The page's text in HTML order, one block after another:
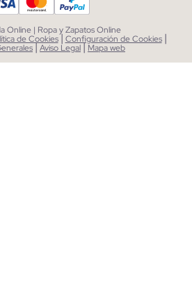
Online | Ropa y Zapatos Online
de Cookies| Configuración de Cookies |
|Aviso Legal| Mapa web